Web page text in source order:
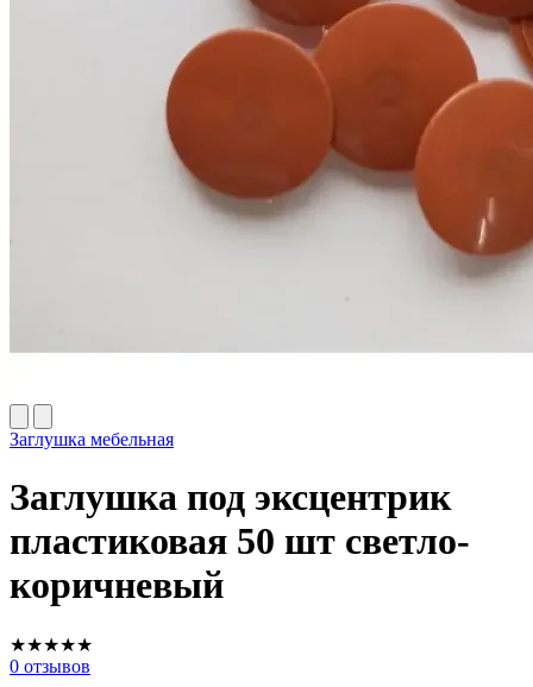
Заглушка мебельная
Заглушка под эксцентрик
пластиковая 50 шт светло-
коричневый
★★★★★
0 отзывов